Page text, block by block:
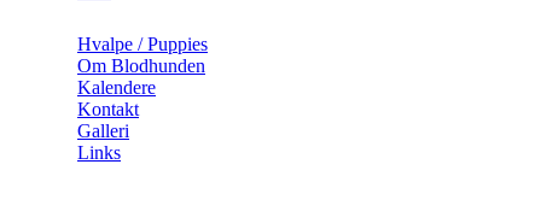
Hvalpe / Puppies
Om Blodhunden
Kalendere
Kontakt
Galleri
Links